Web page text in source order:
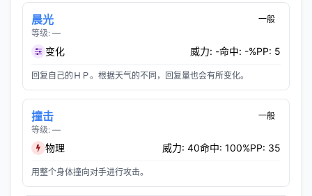
晨光
等级: —
一般
变化 威力: -命中: -%PP: 5
回复自己的ＨＰ。根据天气的不同，回复量也会有所变化。
撞击
等级: —
一般
物理 威力: 40命中: 100%PP: 35
用整个身体撞向对手进行攻击。